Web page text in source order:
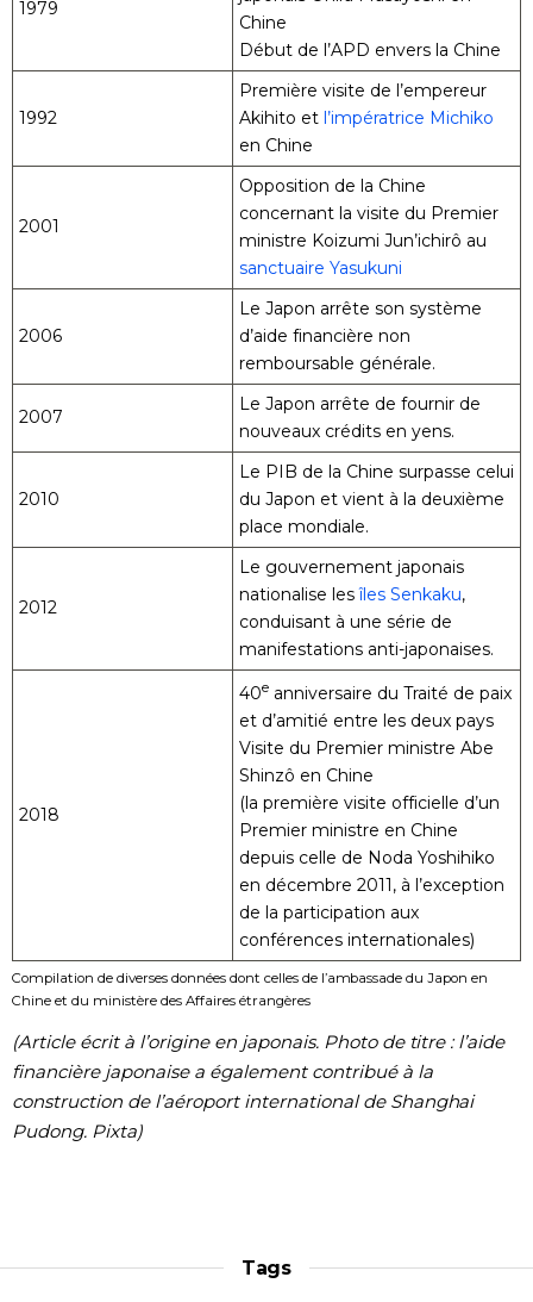
1979
Chine
Début de l’APD envers la Chine
1992
Première visite de l’empereur
Akihito et l’impératrice Michiko
en Chine
2001
Opposition de la Chine
concernant la visite du Premier
ministre Koizumi Jun’ichirô au
sanctuaire Yasukuni
2006
Le Japon arrête son système
d’aide financière non
remboursable générale.
2007
Le Japon arrête de fournir de
nouveaux crédits en yens.
2010
Le PIB de la Chine surpasse celui
du Japon et vient à la deuxième
place mondiale.
2012
Le gouvernement japonais
nationalise lesîles Senkaku,
conduisant à une série de
manifestations anti-japonaises.
2018
40eanniversaire du Traité de paix
et d’amitié entre les deux pays
Visite du Premier ministre Abe
Shinzô en Chine
(la première visite officielle d’un
Premier ministre en Chine
depuis celle de Noda Yoshihiko
en décembre 2011, à l’exception
de la participation aux
conférences internationales)
Compilation de diverses données dont celles de l’ambassade du Japon en
Chine et du ministère des Affaires étrangères
(Article écrit à l’origine en japonais. Photo de titre : l’aide
financière japonaise a également contribué à la
construction de l’aéroport international de Shanghai
Pudong. Pixta)
Tags